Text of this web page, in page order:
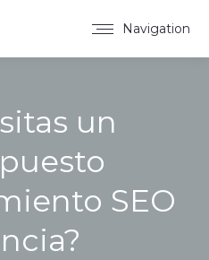
Navigation
un
SEO